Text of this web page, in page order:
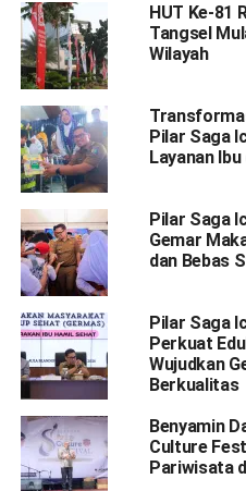
HUT Ke-81
Tangsel
Wilayah
Pilar Saga
Layanan
Pilar Saga
Gemar
dan Bebas
Pilar Saga
Perkuat
Wujudkan
Berkualitas
Benyamin
Culture
Pariwisata